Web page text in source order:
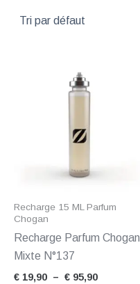
Recharge 15 ML Parfum
Chogan
Recharge Parfum Chogan
Mixte N°137
€ 19,90 – € 95,90